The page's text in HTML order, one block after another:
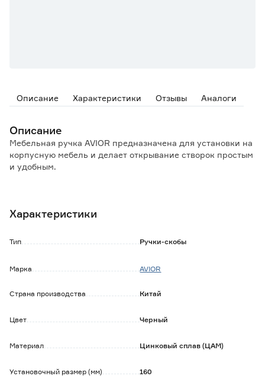
Описание Характеристики Отзывы Аналоги
Описание
Мебельная ручка AVIOR предназначена для установки на
корпусную мебель и делает открывание створок простым
и удобным.
прочность, долгий срок эксплуатации;
изготовленной из натуральных и искусственных
- легко устанавливается и демонтируется.
Обратите внимание:
Протирать влажной тканью, смоченной в любом
абразивов и агрессивных веществ. После вытереть
Характеристики
Тип Ручки-скобы
Марка AVIOR
Страна производства Китай
Цвет Черный
Материал Цинковый сплав (ЦАМ)
Установочный размер (мм) 160